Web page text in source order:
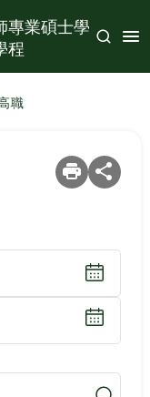
專業碩士學
程
職